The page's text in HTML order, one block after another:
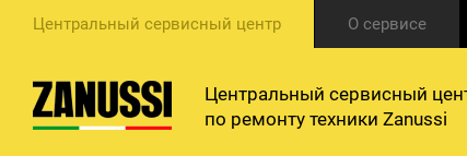
Центральный сервисный центр О сервисе
Центральный сервисный
по ремонту техники Zanussi